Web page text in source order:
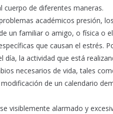
cuerpo de diferentes maneras.
académicos presión,
un familiar o amigo, o física o
que causan el estrés.
la actividad que está
necesarios de vida, tales
de un calendario
visiblemente alarmado y